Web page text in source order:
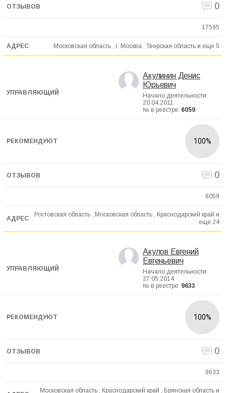
0
17595
Московская область , г. Москва , Тверская область и еще 5
Акулинин Денис
Юрьевич
Начало деятельности:
20.04.2011
№ в реестре: 6059
100%
0
6059
Ростовская область , Московская область , Краснодарский край и
еще 24
Акулов Евгений
Евгеньевич
Начало деятельности:
27.05.2014
№ в реестре: 9633
100%
0
9633
Московская область , Краснодарский край , Брянская область и